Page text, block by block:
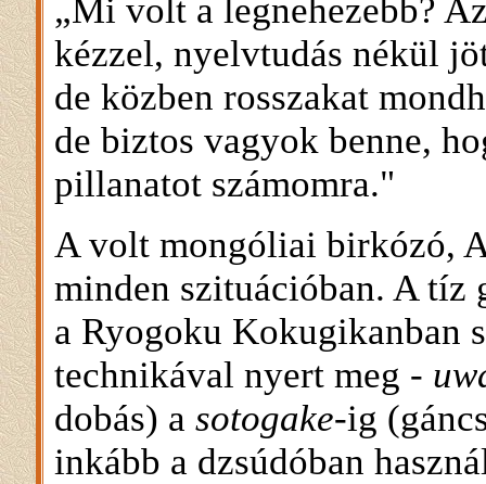
„Mi volt a legnehezebb?
kézzel, nyelvtudás nékül
de közben rosszakat
de biztos vagyok benne,
pillanatot számomra."
A volt mongóliai birkózó,
minden szituációban. A tíz
a Ryogoku Kokugikanban
technikával nyert meg -
dobás) a sotogake-ig
inkább a dzsúdóban